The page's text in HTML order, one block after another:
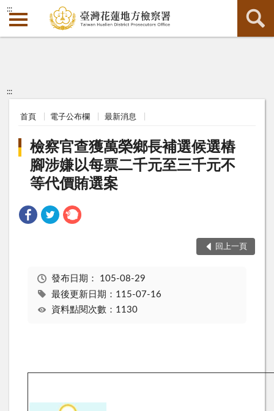
:::
:::
首頁 電子公布欄 最新消息
檢察官查獲萬榮鄉長補選候選樁
腳涉嫌以每票二千元至三千元不
等代價賄選案
回上一頁
發布日期： 105-08-29
最後更新日期：115-07-16
資料點閱次數：1130